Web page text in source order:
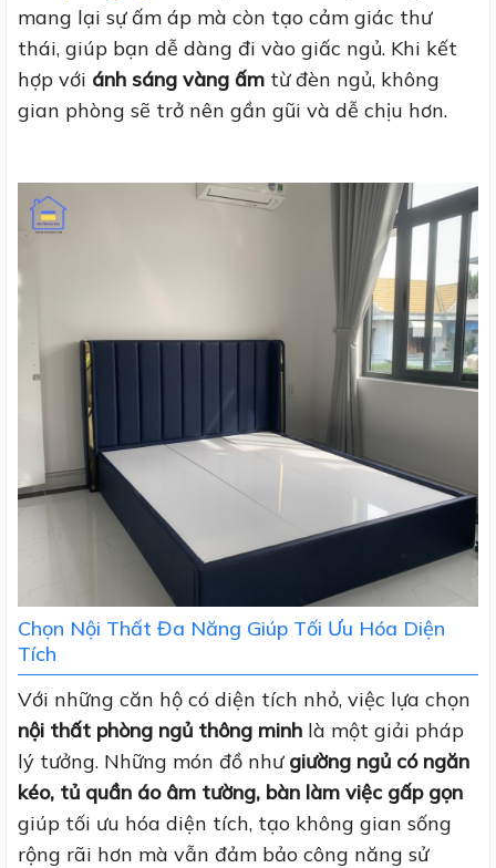
mang lại sự ấm áp mà còn tạo cảm giác thư
thái, giúp bạn dễ dàng đi vào giấc ngủ. Khi kết
hợp với ánh sáng vàng ấm từ đèn ngủ, không
gian phòng sẽ trở nên gần gũi và dễ chịu hơn.
Chọn Nội Thất Đa Năng Giúp Tối Ưu Hóa Diện
Tích
Với những căn hộ có diện tích nhỏ, việc lựa chọn
nội thất phòng ngủ thông minh là một giải pháp
lý tưởng. Những món đồ như giường ngủ có ngăn
kéo, tủ quần áo âm tường, bàn làm việc gấp gọn
giúp tối ưu hóa diện tích, tạo không gian sống
rộng rãi hơn mà vẫn đảm bảo công năng sử